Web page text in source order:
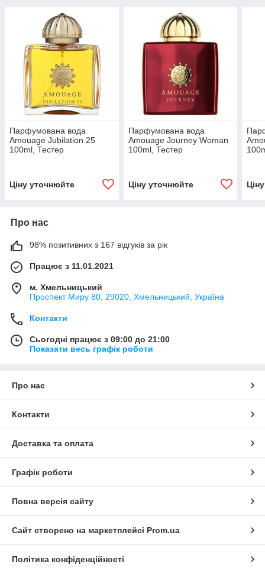
Парфумована вода
Amouage Jubilation 25
100ml, Тестер
Ціну уточнюйте
Парфумована вода
Amouage Journey Woman
100ml, Тестер
Ціну уточнюйте
Про нас
98% позитивних з 167 відгуків за рік
Працює з 11.01.2021
м. Хмельницький
Проспект Миру 80, 29020, Хмельницький, Україна
Контакти
Сьогодні працює з 09:00 до 21:00
Показати весь графік роботи
Про нас
Контакти
Доставка та оплата
Графік роботи
Повна версія сайту
Сайт створено на маркетплейсі Prom.ua
Політика конфіденційності